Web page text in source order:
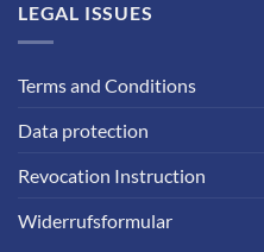
LEGAL ISSUES
Terms and Conditions
Data protection
Revocation Instruction
Widerrufsformular